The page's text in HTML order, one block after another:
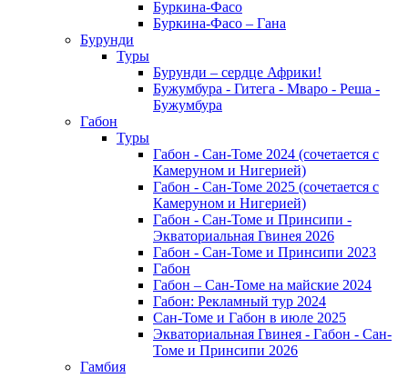
Буркина-Фасо
Буркина-Фасо – Гана
Бурунди
Туры
Бурунди – сердце Африки!
Бужумбура - Гитега - Мваро - Реша -
Бужумбура
Габон
Туры
Габон - Сан-Томе 2024 (сочетается с
Камеруном и Нигерией)
Габон - Сан-Томе 2025 (сочетается с
Камеруном и Нигерией)
Габон - Сан-Томе и Принсипи -
Экваториальная Гвинея 2026
Габон - Сан-Томе и Принсипи 2023
Габон
Габон – Сан-Томе на майские 2024
Габон: Рекламный тур 2024
Сан-Томе и Габон в июле 2025
Экваториальная Гвинея - Габон - Сан-
Томе и Принсипи 2026
Гамбия